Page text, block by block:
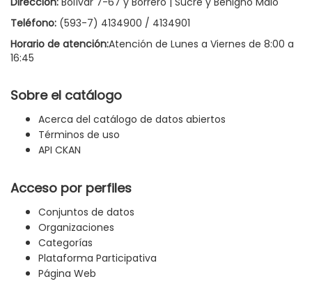
Teléfono: (593-7) 4134900 / 4134901
Horario de atención:Atención de Lunes a Viernes de 8:00 a
16:45
Sobre el catálogo
Acerca del catálogo de datos abiertos
Términos de uso
API CKAN
Acceso por perfiles
Conjuntos de datos
Organizaciones
Categorías
Plataforma Participativa
Página Web